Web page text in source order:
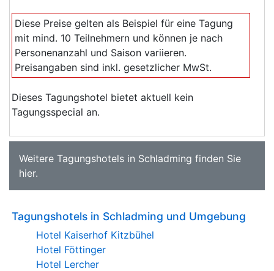
Diese Preise gelten als Beispiel für eine Tagung
mit mind. 10 Teilnehmern und können je nach
Personenanzahl und Saison variieren.
Preisangaben sind inkl. gesetzlicher MwSt.
Dieses Tagungshotel bietet aktuell kein
Tagungsspecial an.
Weitere Tagungshotels in Schladming finden Sie
hier.
Tagungshotels in Schladming und Umgebung
Hotel Kaiserhof Kitzbühel
Hotel Föttinger
Hotel Lercher